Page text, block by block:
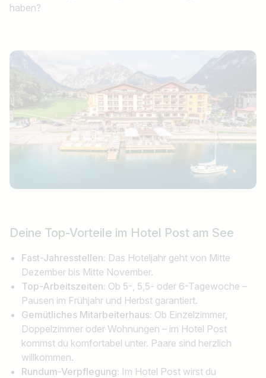
haben?
Deine Top-Vorteile im Hotel Post am See
Fast-Jahresstellen: Das Hoteljahr geht von Mitte
Dezember bis Mitte November.
Top-Arbeitszeiten: Ob 5-, 5,5- oder 6-Tagewoche –
Pausen im Frühjahr und Herbst garantiert.
Gemütliches Mitarbeiterhaus: Ob Einzelzimmer,
Doppelzimmer oder Wohnungen – im Hotel Post
kommst du komfortabel unter. Paare sind herzlich
willkommen.
Rundum-Verpflegung: Im Hotel Post wirst du